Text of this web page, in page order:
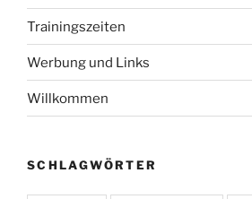
Trainingszeiten
Werbung und Links
Willkommen
SCHLAGWÖRTER